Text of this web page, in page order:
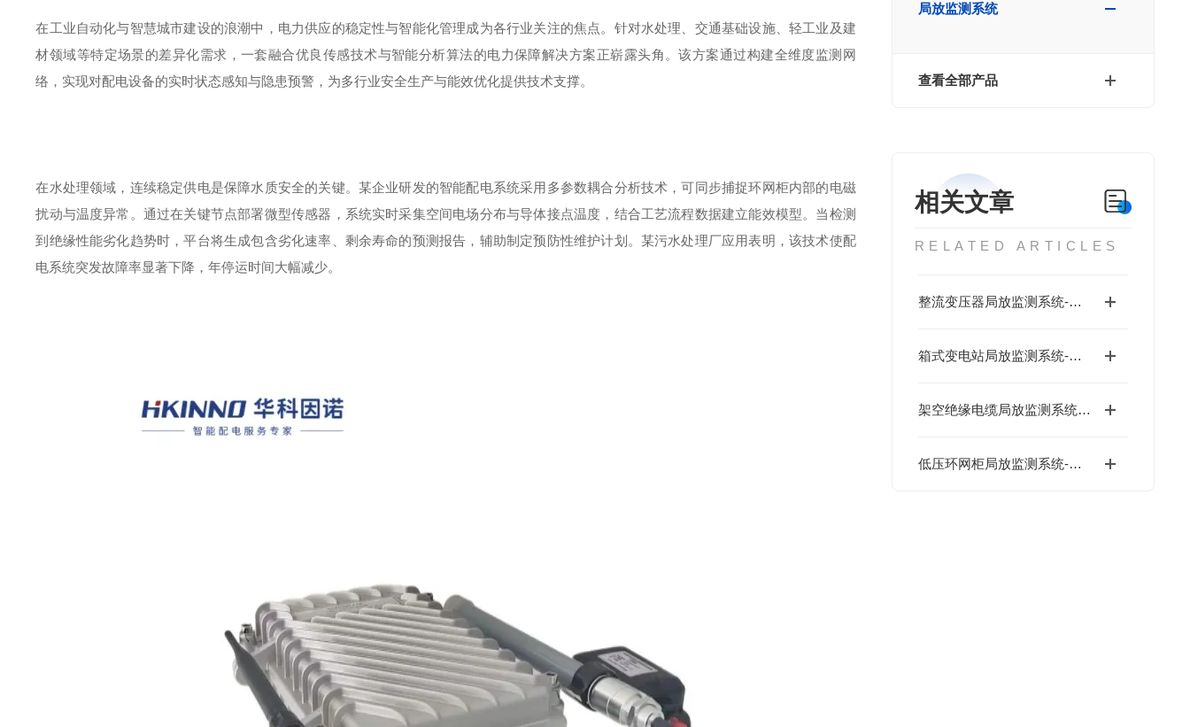
局放监测系统
查看全部产品
相关文章
RELATED ARTICLES
整流变压器局放监测系统-低成本
箱式变电站局放监测系统-低成本
架空绝缘电缆局放监测系统-低成本
低压环网柜局放监测系统-数字运维
在工业自动化与智慧城市建设的浪潮中，电力供应的稳定性与智能化管理成为各行业关注的焦点。针对水处理、交通基础设施、轻工业及建
材领域等特定场景的差异化需求，一套融合优良传感技术与智能分析算法的电力保障解决方案正崭露头角。该方案通过构建全维度监测网
络，实现对配电设备的实时状态感知与隐患预警，为多行业安全生产与能效优化提供技术支撑。
在水处理领域，连续稳定供电是保障水质安全的关键。某企业研发的智能配电系统采用多参数耦合分析技术，可同步捕捉环网柜内部的电磁
扰动与温度异常。通过在关键节点部署微型传感器，系统实时采集空间电场分布与导体接点温度，结合工艺流程数据建立能效模型。当检测
到绝缘性能劣化趋势时，平台将生成包含劣化速率、剩余寿命的预测报告，辅助制定预防性维护计划。某污水处理厂应用表明，该技术使配
电系统突发故障率显著下降，年停运时间大幅减少。